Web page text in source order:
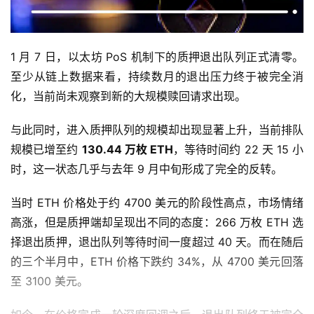
1 月 7 日，以太坊 PoS 机制下的质押退出队列正式清零。
至少从链上数据来看，持续数月的退出压力终于被完全消
化，当前尚未观察到新的大规模赎回请求出现。
与此同时，进入质押队列的规模却出现显著上升，当前排队
规模已增至约 130.44 万枚 ETH，等待时间约 22 天 15 小
时，这一状态几乎与去年 9 月中旬形成了完全的反转。
当时 ETH 价格处于约 4700 美元的阶段性高点，市场情绪
高涨，但是质押端却呈现出不同的态度：266 万枚 ETH 选
择退出质押，退出队列等待时间一度超过 40 天。而在随后
的三个半月中，ETH 价格下跌约 34%，从 4700 美元回落
至 3100 美元。